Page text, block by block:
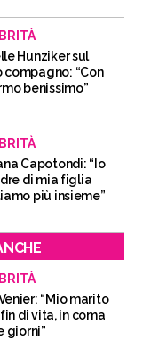
Hunziker sul
compagno: “Con
benissimo”
Capotondi: “Io
di mia figlia
più insieme”
“Mio marito
di vita, in coma
giorni”